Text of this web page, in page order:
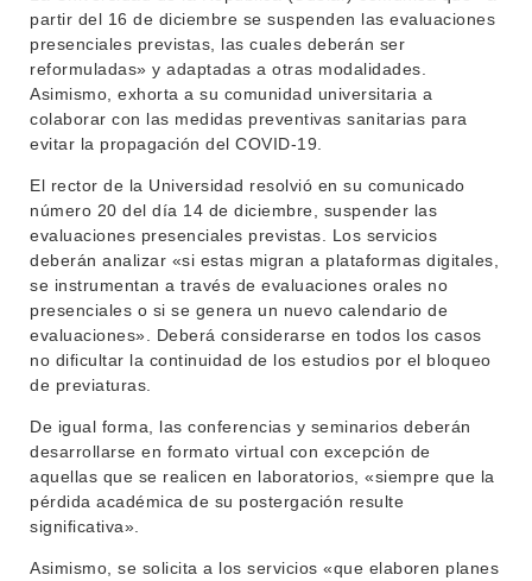
INSTITUCIONAL
DEPARTAMENTOS
ENSEÑANZA
INVESTIGACIÓN
NOTICIAS
CONTACTO
BEDELÍA
OFERTA DE GRADO
POSGRADOS
EDUCACIÓN PERMANENTE
BIBLIOTECA
partir del 16 de diciembre se suspenden las evaluaciones
presenciales previstas, las cuales deberán ser
reformuladas» y adaptadas a otras modalidades.
Asimismo, exhorta a su comunidad universitaria a
colaborar con las medidas preventivas sanitarias para
evitar la propagación del COVID-19.
El rector de la Universidad resolvió en su comunicado
número 20 del día 14 de diciembre, suspender las
evaluaciones presenciales previstas. Los servicios
deberán analizar «si estas migran a plataformas digitales,
se instrumentan a través de evaluaciones orales no
presenciales o si se genera un nuevo calendario de
evaluaciones». Deberá considerarse en todos los casos
no dificultar la continuidad de los estudios por el bloqueo
de previaturas.
De igual forma, las conferencias y seminarios deberán
desarrollarse en formato virtual con excepción de
aquellas que se realicen en laboratorios, «siempre que la
pérdida académica de su postergación resulte
significativa».
Asimismo, se solicita a los servicios «que elaboren planes